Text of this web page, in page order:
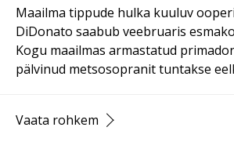
Maailma tippude hulka kuuluv
DiDonato saabub veebruaris
Kogu maailmas armastatud
pälvinud metsosopranit tuntakse
Vaata rohkem